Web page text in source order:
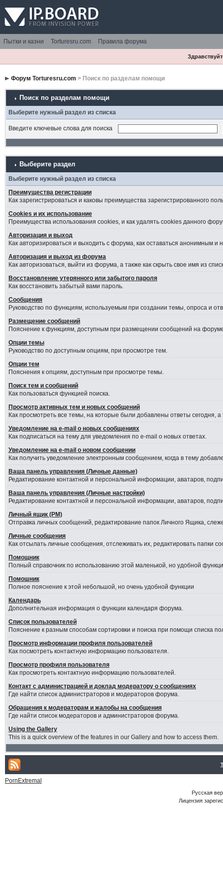
Пытки и казни Torturesru.com Правила форума
Форум Torturesru.com > Поиск по разделам помощи
Поиск по разделам помощи
Выберите нужный раздел из списка
Введите ключевые слова для поиска
Выберите раздел
Выберите нужный раздел из списка
Преимущества регистрации
Как зарегистрироваться и каковы преимущества зарегистрированного
Cookies и их использование
Преимущества использования cookies, и как удалять cookies данного
Авторизация и выход
Как авторизироваться и выходить с форума, как оставаться анонимным
Авторизация и выход из форума
Как авторизоваться, выйти из форума, а также как скрыть свое имя из
Восстановление утерянного или забытого пароля
Как восстановить забытый вами пароль.
Сообщения
Руководство по функциям, используемым при создании темы, опроса и
Размещение сообщений
Пояснение к функциям, доступным при размещении сообщений на
Опции темы
Руководство по доступным опциям, при просмотре тем.
Опции тем
Пояснения к опциям, доступным при просмотре темы.
Поиск тем и сообщений
Как пользоваться функцией поиска.
Просмотр активных тем и новых сообщений
Как просмотреть все темы, на которые были добавлены ответы сегодня,
Уведомление на e-mail о новых сообщениях
Как подписаться на тему для уведомления по e-mail о новых ответах.
Уведомление на е-mail о новом сообщении
Как получить уведомление электронным сообщением, когда в тему
Ваша панель управления (Личные данные)
Редактирование контактной и персональной информации, аватаров,
Ваша панель управления (Личные настройки)
Редактирование контактной и персональной информации, аватаров,
Личный ящик (PM)
Отправка личных сообщений, редактирование папок Личного Ящика,
Личные сообщения
Как отсылать личные сообщения, отслеживать их, редактировать папки
Помощник
Полный справочник по использованию этой маленькой, но удобной
Помошник
Полное пояснение к этой небольшой, но очень удобной функции
Календарь
Дополнительная информация о функции календаря форума.
Список пользователей
Пояснение к разным способам сортировки и поиска при помощи списка
Просмотр информации профиля пользователей
Как посмотреть контактную информацию пользователя.
Просмотр профиля пользователя
Как просмотреть контактную информацию пользователей.
Контакт с администрацией и доклад модератору о сообщениях
Где найти список администраторов и модераторов форума.
Обращения к модераторам и жалобы на сообщения
Где найти список модераторов и администраторов форума.
Using the Gallery
This is a quick overview of the features in our Gallery and how to access them.
PornExtremal
Русская
Лицензия